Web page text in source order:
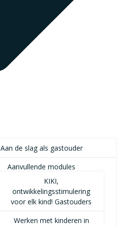
Aan de slag als gastouder
Aanvullende modules
KIKI,
ontwikkelingsstimulering
voor elk kind! Gastouders
Werken met kinderen in